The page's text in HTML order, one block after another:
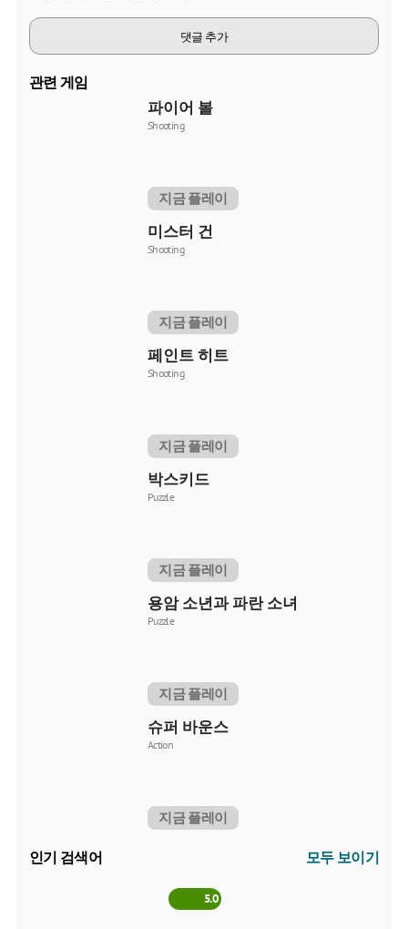
댓글 추가
관련 게임
파이어 볼
Shooting
지금 플레이
미스터 건
Shooting
지금 플레이
페인트 히트
Shooting
지금 플레이
박스키드
Puzzle
지금 플레이
용암 소년과 파란 소녀
Puzzle
지금 플레이
슈퍼 바운스
Action
지금 플레이
인기 검색어 모두 보이기
5.0